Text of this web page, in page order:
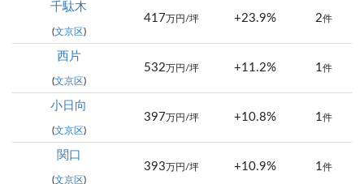
千駄木
(文京区 )
417 万円/坪 +23.9% 2件
西片
(文京区 )
532 万円/坪 +11.2% 1件
小日向
(文京区 )
397 万円/坪 +10.8% 1件
関口
(文京区 )
393 万円/坪 +10.9% 1件